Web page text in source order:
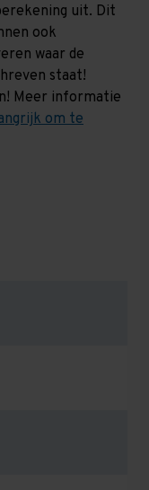
uit. Dit
ook
waar de
staat!
Meer informatie
om te